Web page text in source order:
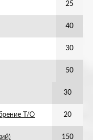
25
40
30
50
30
Т/О 20
150